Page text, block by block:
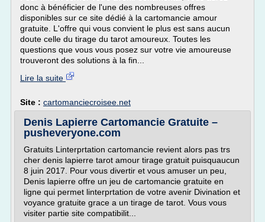
donc à bénéficier de l'une des nombreuses offres
disponibles sur ce site dédié à la cartomancie amour
gratuite. L'offre qui vous convient le plus est sans aucun
doute celle du tirage du tarot amoureux. Toutes les
questions que vous vous posez sur votre vie amoureuse
trouveront des solutions à la fin...
Lire la suite
Site : cartomanciecroisee.net
Denis Lapierre Cartomancie Gratuite –
pusheveryone.com
Gratuits Linterprtation cartomancie revient alors pas trs
cher denis lapierre tarot amour tirage gratuit puisquaucun
8 juin 2017. Pour vous divertir et vous amuser un peu,
Denis lapierre offre un jeu de cartomancie gratuite en
ligne qui permet linterprtation de votre avenir Divination et
voyance gratuite grace a un tirage de tarot. Vous vous
visiter partie site compatibilit...